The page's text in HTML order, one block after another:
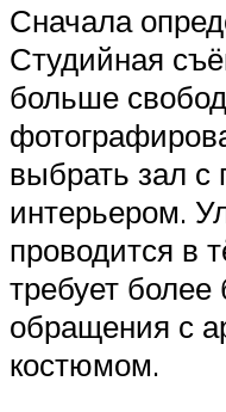
Сначала
Студийная
больше
выбрать зал
интерьером.
проводится в
требует более
обращения с
костюмом.